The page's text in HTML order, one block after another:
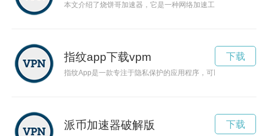
本文介绍了烧饼哥加速器，它是一种网络加速工具，能够帮助
指纹app下载vpm
指纹App是一款专注于隐私保护的应用程序，可以通过指纹识
下载
派币加速器破解版 下载